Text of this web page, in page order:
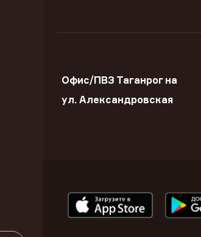
Офис/ПВЗ Таганрог на
ул. Александровская